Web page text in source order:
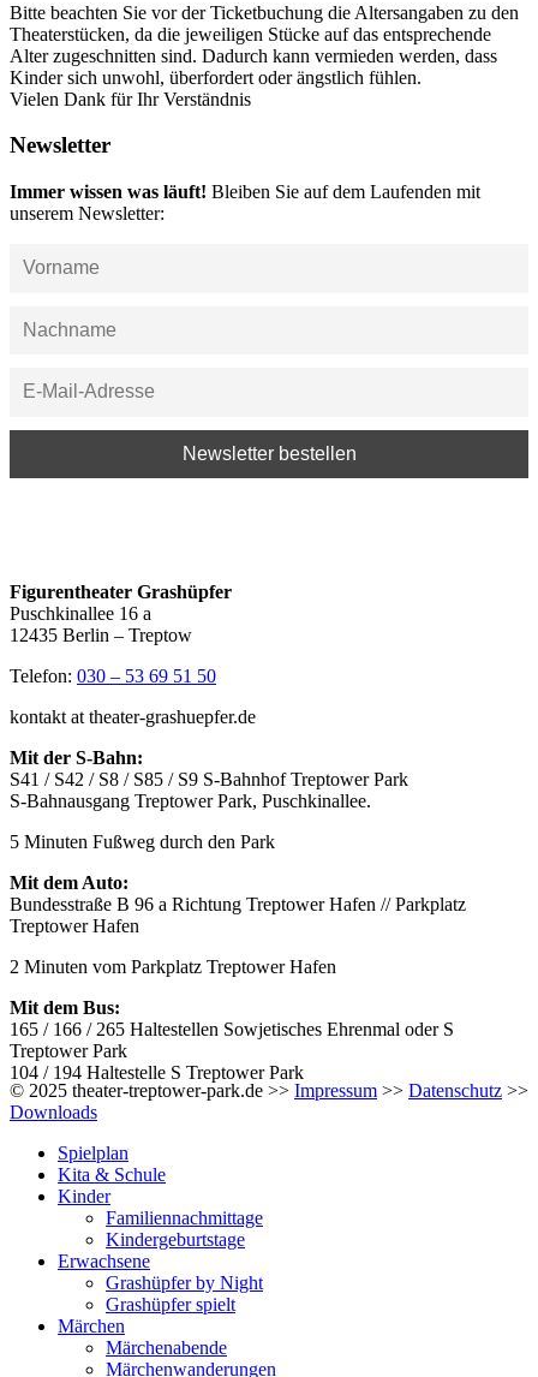
Bitte beachten Sie vor der Ticketbuchung die Altersangaben zu den
Theaterstücken, da die jeweiligen Stücke auf das entsprechende
Alter zugeschnitten sind. Dadurch kann vermieden werden, dass
Kinder sich unwohl, überfordert oder ängstlich fühlen.
Vielen Dank für Ihr Verständnis
Newsletter
Immer wissen was läuft! Bleiben Sie auf dem Laufenden mit
unserem Newsletter:
Figurentheater Grashüpfer
Puschkinallee 16 a
12435 Berlin – Treptow
Telefon: 030 – 53 69 51 50
kontakt at theater-grashuepfer.de
Mit der S-Bahn:
S41 / S42 / S8 / S85 / S9 S-Bahnhof Treptower Park
S-Bahnausgang Treptower Park, Puschkinallee.
5 Minuten Fußweg durch den Park
Mit dem Auto:
Bundesstraße B 96 a Richtung Treptower Hafen // Parkplatz
Treptower Hafen
2 Minuten vom Parkplatz Treptower Hafen
Mit dem Bus:
165 / 166 / 265 Haltestellen Sowjetisches Ehrenmal oder S
Treptower Park
104 / 194 Haltestelle S Treptower Park
© 2025 theater-treptower-park.de >> Impressum >> Datenschutz >>
Downloads
Spielplan
Kita & Schule
Kinder
Familiennachmittage
Kindergeburtstage
Erwachsene
Grashüpfer by Night
Grashüpfer spielt
Märchen
Märchenabende
Märchenwanderungen